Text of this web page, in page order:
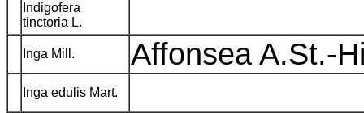
Indigofera
tinctoria L.
Inga Mill. Affonsea A.St.-
Inga edulis Mart.